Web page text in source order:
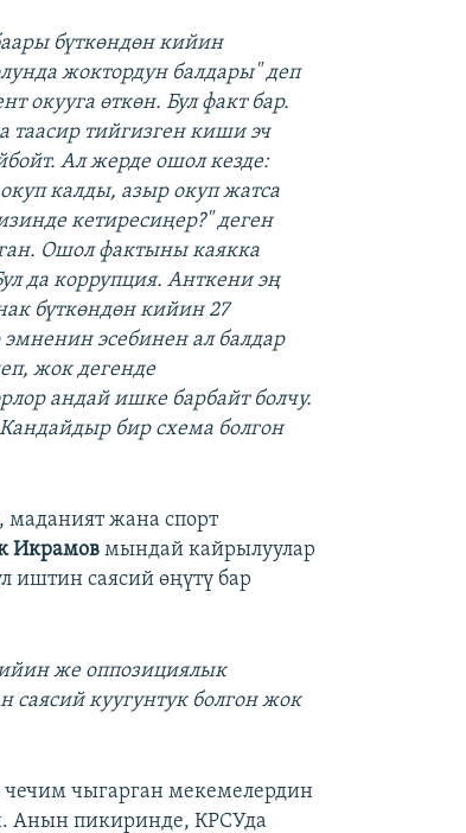
бүткөндөн кийин
жоктордун балдары" деп
окууга өткөн. Бул факт бар.
таасир тийгизген киши эч
Ал жерде ошол кезде:
калды, азыр окуп жатса
кетиресиңер?" деген
Ошол фактыны каякка
да коррупция. Анткени эң
бүткөндөн кийин 27
эсебинен ал балдар
жок дегенде
андай ишке барбайт болчу.
бир схема болгон
жана спорт
Икрамов мындай кайрылуулар
иштин саясий өңүтү бар
же оппозициялык
куугунтук болгон жок
чечим чыгарган мекемелердин
Анын пикиринде, КРСУда